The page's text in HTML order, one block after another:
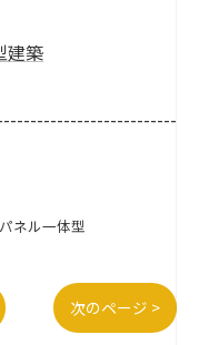
建築
ネル一体型
次のページ >